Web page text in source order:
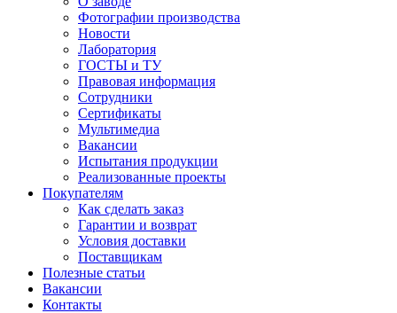
Фотографии производства
Новости
Лаборатория
ГОСТЫ и ТУ
Правовая информация
Сотрудники
Сертификаты
Мультимедиа
Вакансии
Испытания продукции
Реализованные проекты
Покупателям
Как сделать заказ
Гарантии и возврат
Условия доставки
Поставщикам
Полезные статьи
Вакансии
Контакты